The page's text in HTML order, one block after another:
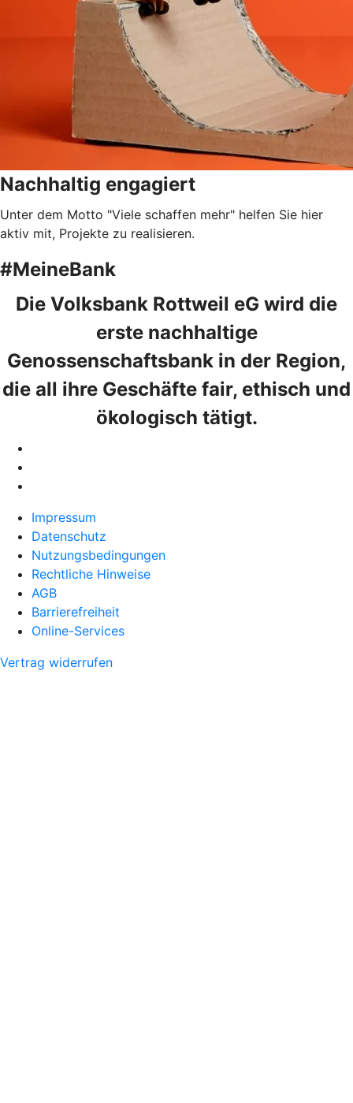
Nachhaltig engagiert
Unter dem Motto "Viele schaffen mehr" helfen Sie hier
aktiv mit, Projekte zu realisieren.
#MeineBank
Die Volksbank Rottweil eG wird die
erste nachhaltige
Genossenschaftsbank in der Region,
die all ihre Geschäfte fair, ethisch und
ökologisch tätigt.
Impressum
Datenschutz
Nutzungsbedingungen
Rechtliche Hinweise
AGB
Barrierefreiheit
Online-Services
Vertrag widerrufen